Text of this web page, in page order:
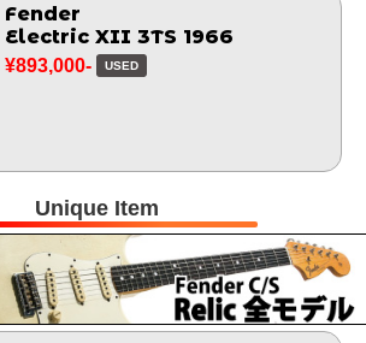
Fender
Electric XII 3TS 1966
¥893,000- USED
Unique Item